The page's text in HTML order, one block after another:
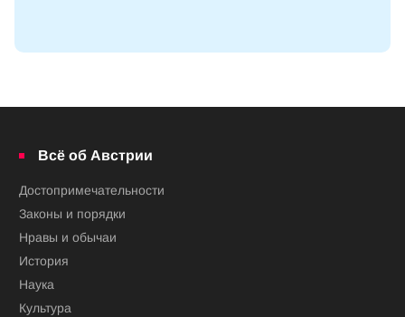
Всё об Австрии
Достопримечательности
Законы и порядки
Нравы и обычаи
История
Наука
Культура